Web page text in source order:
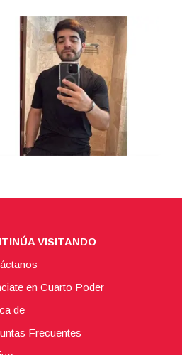
VISITANDO
en Cuarto Poder
de
Frecuentes